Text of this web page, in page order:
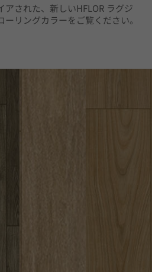
された、新しいHFLOR ラグジ
リングカラーをご覧ください。